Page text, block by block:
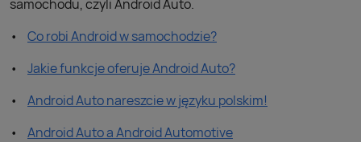
samochodu, czyli Android Auto.
Co robi Android w samochodzie?
Jakie funkcje oferuje Android Auto?
Android Auto nareszcie w języku polskim!
Android Auto a Android Automotive